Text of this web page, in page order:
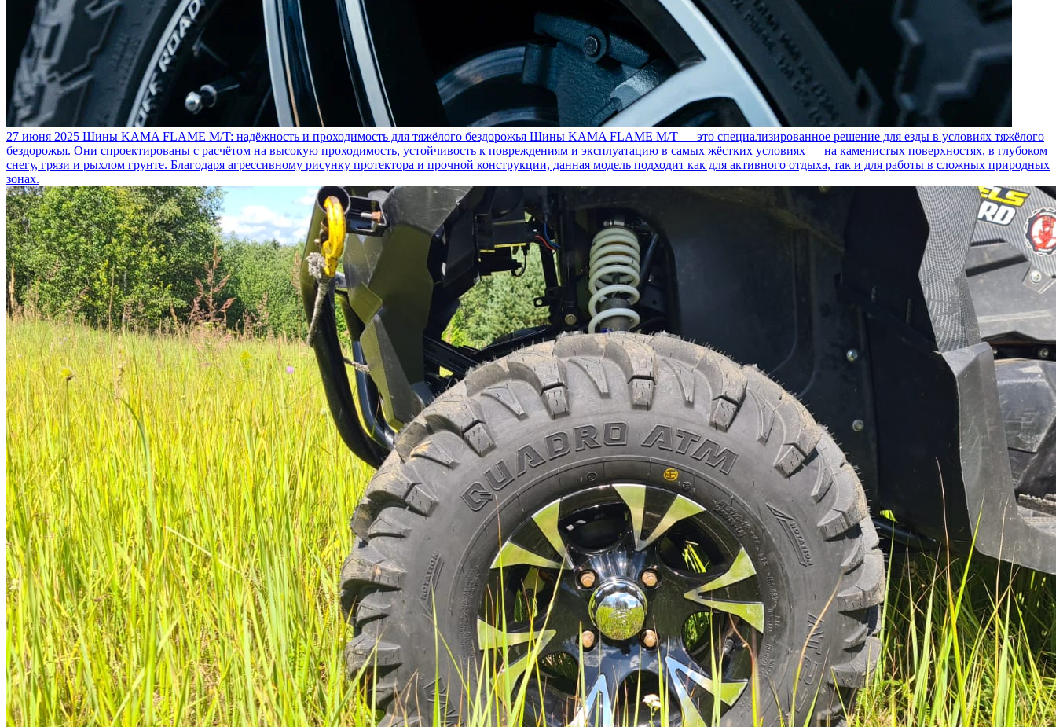
27 июня 2025 Шины KAMA FLAME M/T: надёжность и проходимость для тяжёлого бездорожья Шины KAMA FLAME M/T — это специализированное решение для езды в условиях тяжёлого
бездорожья. Они спроектированы с расчётом на высокую проходимость, устойчивость к повреждениям и эксплуатацию в самых жёстких условиях — на каменистых поверхностях, в глубоком
снегу, грязи и рыхлом грунте. Благодаря агрессивному рисунку протектора и прочной конструкции, данная модель подходит как для активного отдыха, так и для работы в сложных природных
зонах.